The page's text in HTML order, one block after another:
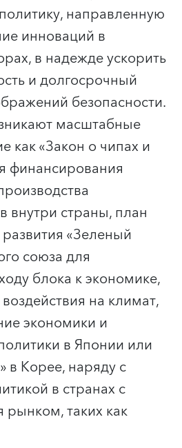
направленную
инноваций в
,в надежде ускорить
и долгосрочный
безопасности.
масштабные
как «Закон о чипах и
финансирования
внутри страны, план
«Зеленый
союза для
блока к экономике,
на климат,
экономики и
в Японии или
в Корее, наряду с
в странах с
таких как